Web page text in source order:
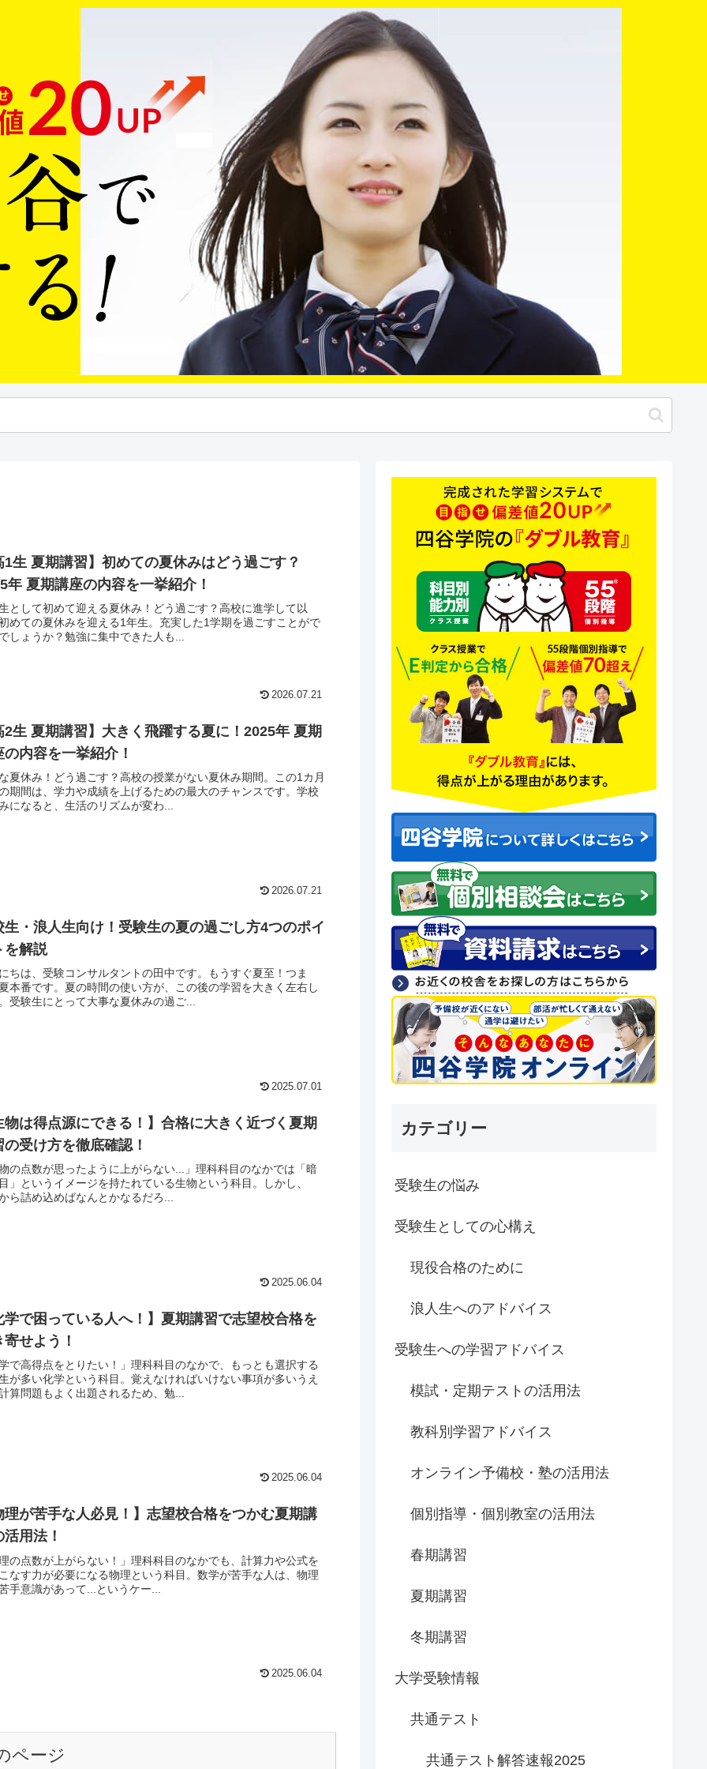
1生 夏期講習】初めての夏休みはどう過ごす？
年 夏期講座の内容を一挙紹介！
として初めて迎える夏休み！どう過ごす？高校に進学して以
めての夏休みを迎える1年生。充実した1学期を過ごすことがで
しょうか？勉強に集中できた人も...
2026.07.21
2生 夏期講習】大きく飛躍する夏に！2025年 夏期
の内容を一挙紹介！
夏休み！どう過ごす？高校の授業がない夏休み期間。この1カ月
期間は、学力や成績を上げるための最大のチャンスです。学校
になると、生活のリズムが変わ...
2026.07.21
生・浪人生向け！受験生の夏の過ごし方4つのポイ
を解説
ちは、受験コンサルタントの田中です。もうすぐ夏至！つま
本番です。夏の時間の使い方が、この後の学習を大きく左右し
受験生にとって大事な夏休みの過ご...
2025.07.01
物は得点源にできる！】合格に大きく近づく夏期
の受け方を徹底確認！
の点数が思ったように上がらない...」理科科目のなかでは「暗
」というイメージを持たれている生物という科目。しかし、
ら詰め込めばなんとかなるだろ...
2025.06.04
学で困っている人へ！】夏期講習で志望校合格を
寄せよう！
で高得点をとりたい！」理科科目のなかで、もっとも選択する
が多い化学という科目。覚えなければいけない事項が多いうえ
算問題もよく出題されるため、勉...
2025.06.04
理が苦手な人必見！】志望校合格をつかむ夏期講
活用法！
の点数が上がらない！」理科科目のなかでも、計算力や公式を
なす力が必要になる物理という科目。数学が苦手な人は、物理
手意識があって...というケー...
2025.06.04
ページ
カテゴリー
受験生の悩み
受験生としての心構え
現役合格のために
浪人生へのアドバイス
受験生への学習アドバイス
模試・定期テストの活用法
教科別学習アドバイス
オンライン予備校・塾の活用法
個別指導・個別教室の活用法
春期講習
夏期講習
冬期講習
大学受験情報
共通テスト
共通テスト解答速報2025